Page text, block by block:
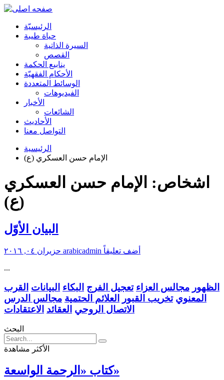
الرئیسیّة
حياة طيبة
السيرة الذاتية
القصص
ينابيع الحكمة
الأحکام الفقهیّة
الوسائط المتعددة
الفیدیوهات
الأخبار
الشائعات
الأحادیث
التواصل معنا
الرئيسية
الإمام حسن العسكري (ع)
اشخاص: الإمام حسن العسكري
(ع)
البيان الأوّل
arabicadmin أضف تعليقاً
...
الظهور مجالس العزاء تعجيل الفرج البكاء البيانات القرب
المعنوي تخريب القبور العلائم الحتمية مجالس الدرس
الاتصال الروحي العقائد الاعتقادات
البحث
الأكثر مشاهدة
كتاب «الرحمة الواسعة»